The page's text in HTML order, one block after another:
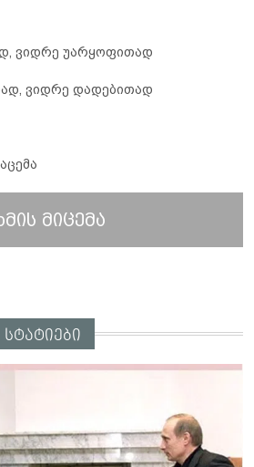
ვიდრე უარყოფითად
ვიდრე დადებითად
მიცემა